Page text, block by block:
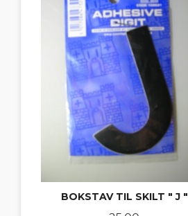
BOKSTAV TIL SKILT " J "